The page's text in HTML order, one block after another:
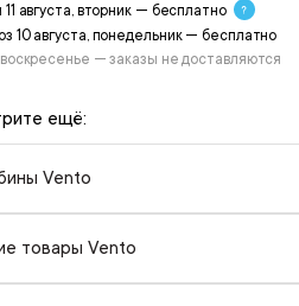
11 августа, вторник — бесплатно
10 августа, понедельник — бесплатно
— заказы не доставляются
ещё:
Vento
товары Vento